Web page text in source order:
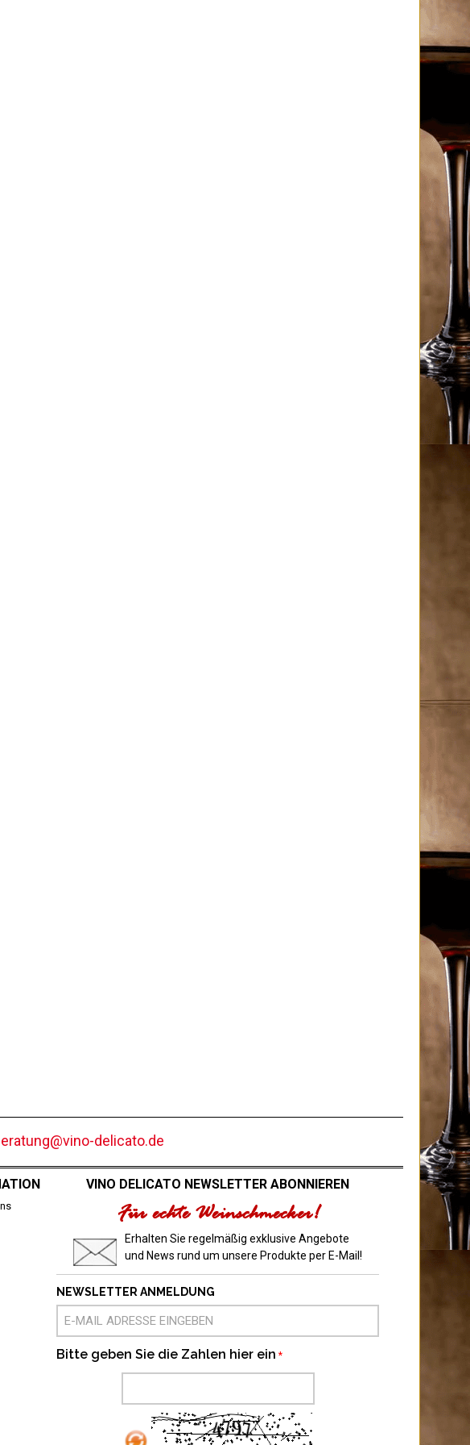
delicato.de
VINO DELICATO NEWSLETTER ABONNIEREN
Für echte Weinschmecker!
Erhalten Sie regelmäßig exklusive Angebote
und News rund um unsere Produkte per E-Mail!
NEWSLETTER ANMELDUNG
Bitte geben Sie die Zahlen hier ein